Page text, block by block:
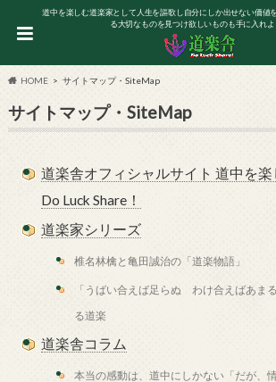
道中を楽しむ道楽家として人生を謳歌し自分にしか出せない価値
る大切なものを見つけ欲しいものも手に入れよ
HOME サイトマップ・SiteMap
サイトマップ・SiteMap
道楽舎オフィシャルサイト 道中を
Do Luck Share！
道楽家シリーズ
椎名林檎と亀田誠治の「道楽物語」
「うばい合えば足らぬ わけ合えばあま
る道楽
道楽舎コラム
本当の感動は、道中にしかない「だが、